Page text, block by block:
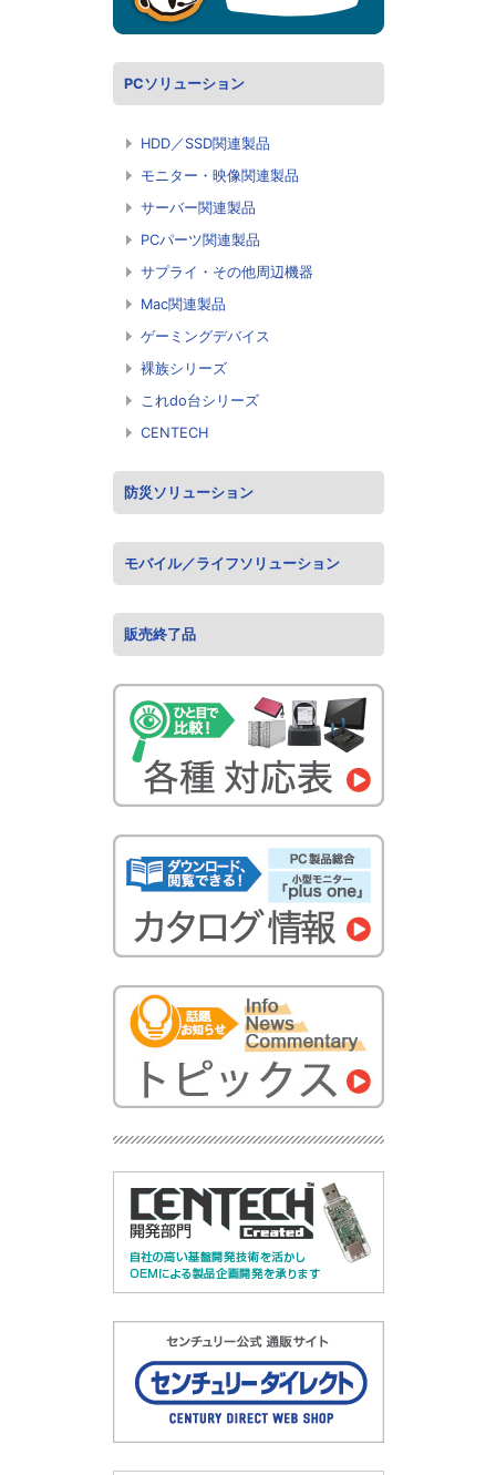
PCソリューション
HDD／SSD関連製品
モニター・映像関連製品
サーバー関連製品
PCパーツ関連製品
サプライ・その他周辺機器
Mac関連製品
ゲーミングデバイス
裸族シリーズ
これdo台シリーズ
CENTECH
防災ソリューション
モバイル／ライフソリューション
販売終了品